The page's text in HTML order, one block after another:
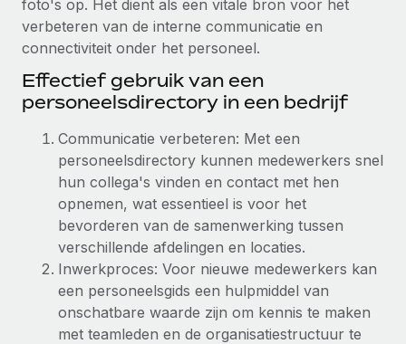
Zzp'ers internationaal onboarden en beheren
PEO
Remote Embedded
HR naadloos in workflows integreren
Platform
Ingebouwde essentiële HR-functies voor je team
Verbinden Nieuw
AI-tools koppelen aan Remote met onze MCP
Integraties
GROEIFASE
Start-ups
Flexibele global HR en payroll solutions voor groeiende
Mid-market
Teams uitbreiden met HR solutions op maat
Enterprise
Global HR voor grote bedrijven
WERK MET ONS SAMEN
Strategische technologiepartners
Betalingscalculator voor zzp'ers
Ontdek valuta-opties en betaalsnelheden voor
internationale zzp'ers
Onderzoek en gidsen
Casestudy's
HR-woordenlijst
Checklists en templates
Bibliotheek met functiebeschrijvingen
Webinars
Nederlands
Français
Español
Italiano
Português (Portugal)
Inloggen
foto's op. Het dient als een vitale bron voor het
verbeteren van de interne communicatie en
connectiviteit onder het personeel.
Effectief gebruik van een
personeelsdirectory in een bedrijf
Communicatie verbeteren: Met een
personeelsdirectory kunnen medewerkers snel
hun collega's vinden en contact met hen
opnemen, wat essentieel is voor het
bevorderen van de samenwerking tussen
verschillende afdelingen en locaties.
Inwerkproces: Voor nieuwe medewerkers kan
een personeelsgids een hulpmiddel van
onschatbare waarde zijn om kennis te maken
met teamleden en de organisatiestructuur te